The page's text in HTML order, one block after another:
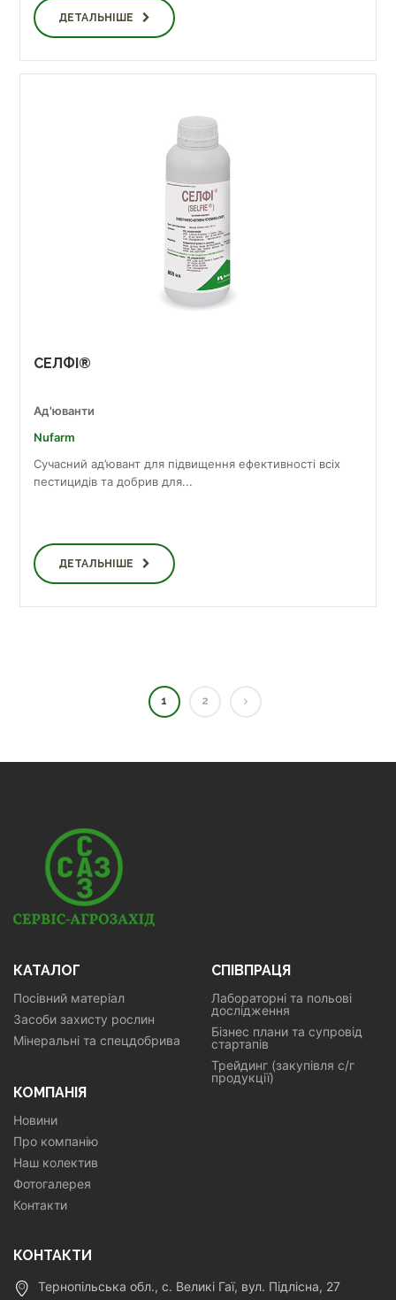
ДЕТАЛЬНІШЕ
СЕЛФІ®
Ад'юванти
Nufarm
Сучасний ад’ювант для підвищення ефективності всіх
пестицидів та добрив для...
ДЕТАЛЬНІШЕ
1 2
КАТАЛОГ
Посівний матеріал
Засоби захисту рослин
Мінеральні та спецдобрива
СПІВПРАЦЯ
Лабораторні та польові
дослідження
Бізнес плани та супровід
стартапів
Трейдинг (закупівля с/г
продукції)
КОМПАНІЯ
Новини
Про компанію
Наш колектив
Фотогалерея
Контакти
КОНТАКТИ
Тернопільська обл., с. Великі Гаї, вул. Підлісна, 27